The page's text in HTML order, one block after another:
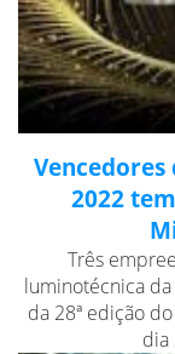
2022
Três
luminotécnica
da 28ª edição
dia